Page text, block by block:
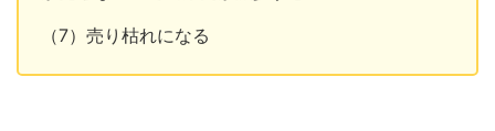
（7）売り枯れになる